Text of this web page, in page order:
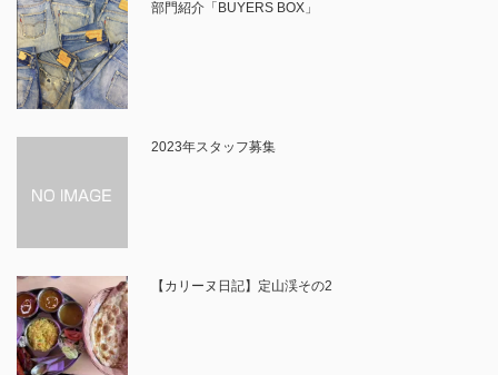
部門紹介「BUYERS BOX」
2023年スタッフ募集
【カリーヌ日記】定山渓その2